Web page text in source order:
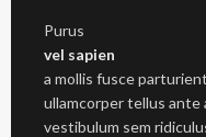
Purus
vel sapien
a mollis fusce
ullamcorper tellus ante
vestibulum sem